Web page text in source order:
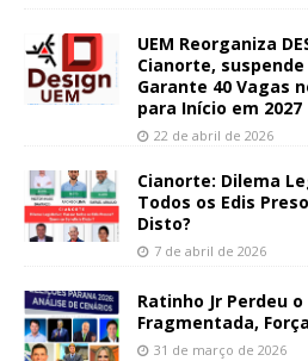
UEM Reorganiza
Cianorte,
Garante 40 Vagas
para Início em 2027
22 de abril de 2026
Cianorte: Dilema
Todos os Edis
Disto?
7 de abril de 2026
Ratinho Jr Perdeu
Fragmentada,
31 de março de 2026